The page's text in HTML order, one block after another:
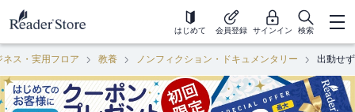
はじめて 会員登録 サインイン 検索
ネス・実用フロア 教養 ノンフィクション・ドキュメンタリー 出動せず